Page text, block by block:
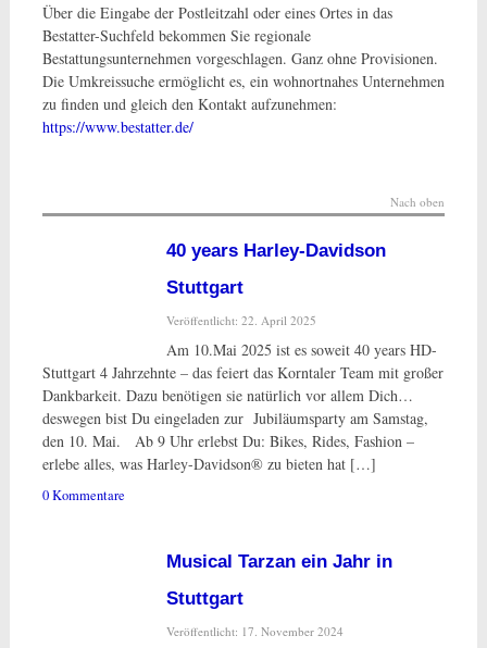
Über die Eingabe der Postleitzahl oder eines Ortes in das
Bestatter-Suchfeld bekommen Sie regionale
Bestattungsunternehmen vorgeschlagen. Ganz ohne Provisionen.
Die Umkreissuche ermöglicht es, ein wohnortnahes Unternehmen
zu finden und gleich den Kontakt aufzunehmen:
https://www.bestatter.de/
Nach oben
40 years Harley-Davidson
Stuttgart
Veröffentlicht: 22. April 2025
Am 10.Mai 2025 ist es soweit 40 years HD-
Stuttgart 4 Jahrzehnte – das feiert das Korntaler Team mit großer
Dankbarkeit. Dazu benötigen sie natürlich vor allem Dich…
deswegen bist Du eingeladen zur Jubiläumsparty am Samstag,
den 10. Mai. Ab 9 Uhr erlebst Du: Bikes, Rides, Fashion –
erlebe alles, was Harley-Davidson® zu bieten hat […]
0 Kommentare
Musical Tarzan ein Jahr in
Stuttgart
Veröffentlicht: 17. November 2024